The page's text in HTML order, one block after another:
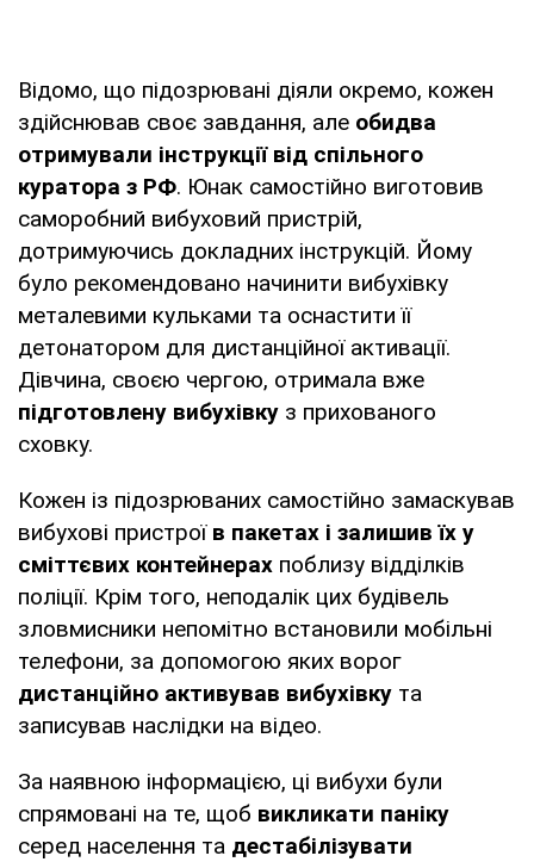
Відомо, що підозрювані діяли окремо, кожен
здійснював своє завдання, але обидва
отримували інструкції від спільного
куратора з РФ. Юнак самостійно виготовив
саморобний вибуховий пристрій,
дотримуючись докладних інструкцій. Йому
було рекомендовано начинити вибухівку
металевими кульками та оснастити її
детонатором для дистанційної активації.
Дівчина, своєю чергою, отримала вже
підготовлену вибухівку з прихованого
сховку.
Кожен із підозрюваних самостійно замаскував
вибухові пристроїв пакетах і залишив їх у
сміттєвих контейнерах поблизу відділків
поліції. Крім того, неподалік цих будівель
зловмисники непомітно встановили мобільні
телефони, за допомогою яких ворог
дистанційно активував вибухівку та
записував наслідки на відео.
За наявною інформацією, ці вибухи були
спрямовані на те, щоб викликати паніку
серед населення та дестабілізувати